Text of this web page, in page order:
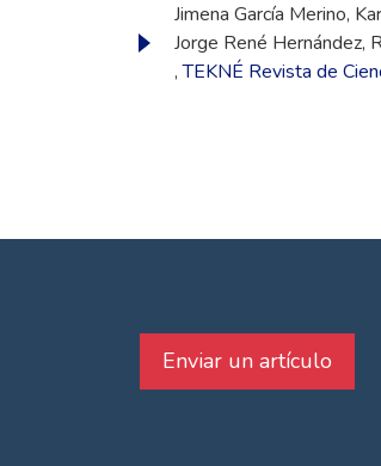
Jimena García Merino,
Jorge René Hernández,
,TEKNÉ Revista de
Enviar un artículo